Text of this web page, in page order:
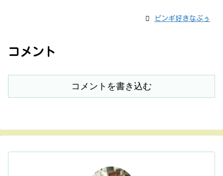
ピンギ好きなぷぅ
コメント
コメントを書き込む